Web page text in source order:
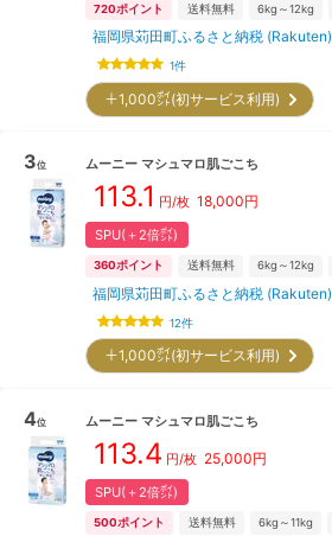
720ポイント 送料無料 6kg～12kg
福岡県苅田町ふるさと納税 (Rakuten)
1件
＋1,000㌽(初サービス利用)
3位 ムーニー マシュマロ肌ごこち
113.1 円/枚 18,000円
SPU(＋2倍㌽)
360ポイント 送料無料 6kg～12kg
福岡県苅田町ふるさと納税 (Rakuten)
12件
＋1,000㌽(初サービス利用)
4位 ムーニー マシュマロ肌ごこち
113.4 円/枚 25,000円
SPU(＋2倍㌽)
500ポイント 送料無料 6kg～11kg